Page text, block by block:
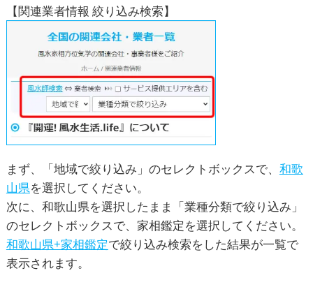
【関連業者情報 絞り込み検索】
まず、「地域で絞り込み」のセレクトボックスで、 和歌
山県を選択してください。
次に、和歌山県を選択したまま「業種分類で絞り込み」
のセレクトボックスで、家相鑑定を選択してください。
和歌山県+家相鑑定で絞り込み検索をした結果が一覧で
表示されます。